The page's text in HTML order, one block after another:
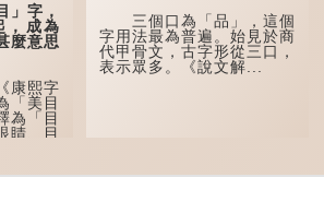
，直
開始流
也被網
對委
口」像
字，
，成為
麼意思
熙字
「美目
為「目
睛、目
推出
三個口為「品」，這個
字用法最為普遍。始見於商
代甲骨文，古字形從三口，
表示眾多。《說文解...